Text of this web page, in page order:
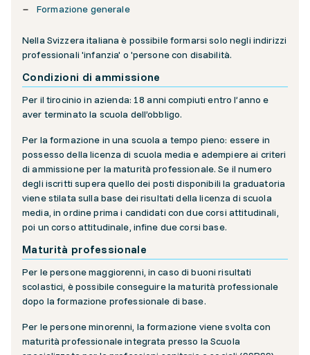
Formazione generale
Nella Svizzera italiana è possibile formarsi solo negli indirizzi
professionali 'infanzia' o 'persone con disabilità.
Condizioni di ammissione
Per il tirocinio in azienda: 18 anni compiuti entro l’anno e
aver terminato la scuola dell’obbligo.
Per la formazione in una scuola a tempo pieno: essere in
possesso della licenza di scuola media e adempiere ai criteri
di ammissione per la maturità professionale. Se il numero
degli iscritti supera quello dei posti disponibili la graduatoria
viene stilata sulla base dei risultati della licenza di scuola
media, in ordine prima i candidati con due corsi attitudinali,
poi un corso attitudinale, infine due corsi base.
Maturità professionale
Per le persone maggiorenni, in caso di buoni risultati
scolastici, è possibile conseguire la maturità professionale
dopo la formazione professionale di base.
Per le persone minorenni, la formazione viene svolta con
maturità professionale integrata presso la Scuola